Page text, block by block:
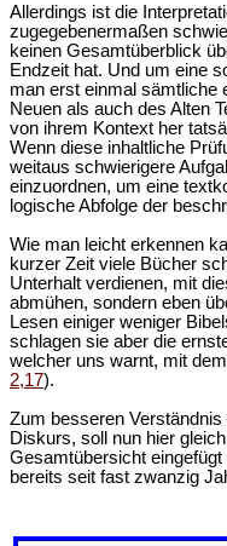
Allerdings ist die
zugegebenermaßen
keinen Gesamtüberblick
Endzeit hat. Und um eine
man erst einmal sämtliche
Neuen als auch des Alten
von ihrem Kontext her
Wenn diese inhaltliche
weitaus schwierigere
einzuordnen, um eine
logische Abfolge der
Wie man leicht erkennen
kurzer Zeit viele Bücher
Unterhalt verdienen, mit
abmühen, sondern eben
Lesen einiger weniger
schlagen sie aber die
welcher uns warnt, mit
2,17).
Zum besseren
Diskurs, soll nun hier
Gesamtübersicht
bereits seit fast zwanzig